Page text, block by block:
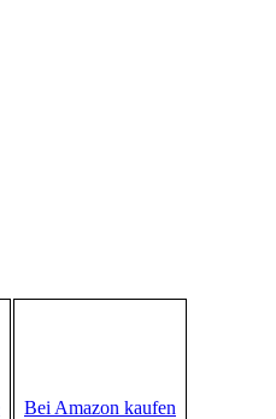
Bei Amazon kaufen